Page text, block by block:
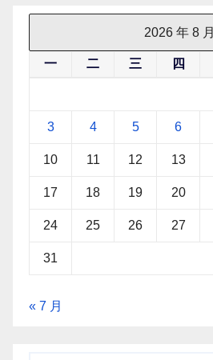
2026 年 8 月
一 二 三 四
3 4 5 6
10 11 12 13
17 18 19 20
24 25 26 27
31
« 7 月